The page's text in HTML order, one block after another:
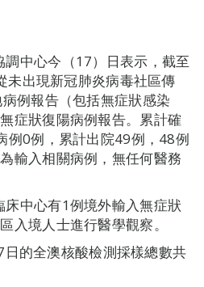
中心今（17）日表示，截至
出現新冠肺炎病毒社區傳
例報告（包括無症狀感染
症狀復陽病例報告。累計確
例0例，累計出院49例，48例
輸入相關病例，無任何醫務
中心有1例境外輸入無症狀
入境人士進行醫學觀察。
的全澳核酸檢測採樣總數共